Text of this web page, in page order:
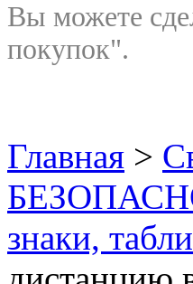
Вы можете
покупок".
Главная >
знаки,